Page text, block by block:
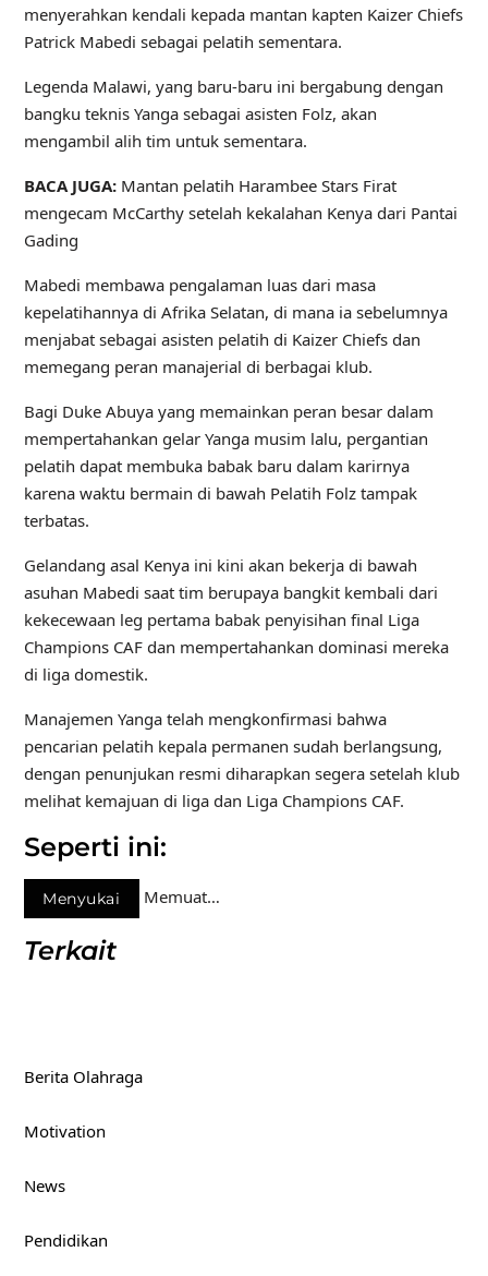
menyerahkan kendali kepada mantan kapten Kaizer Chiefs
Patrick Mabedi sebagai pelatih sementara.
Legenda Malawi, yang baru-baru ini bergabung dengan
bangku teknis Yanga sebagai asisten Folz, akan
mengambil alih tim untuk sementara.
BACA JUGA:Mantan pelatih Harambee Stars Firat
mengecam McCarthy setelah kekalahan Kenya dari Pantai
Gading
Mabedi membawa pengalaman luas dari masa
kepelatihannya di Afrika Selatan, di mana ia sebelumnya
menjabat sebagai asisten pelatih di Kaizer Chiefs dan
memegang peran manajerial di berbagai klub.
Bagi Duke Abuya yang memainkan peran besar dalam
mempertahankan gelar Yanga musim lalu, pergantian
pelatih dapat membuka babak baru dalam karirnya
karena waktu bermain di bawah Pelatih Folz tampak
terbatas.
Gelandang asal Kenya ini kini akan bekerja di bawah
asuhan Mabedi saat tim berupaya bangkit kembali dari
kekecewaan leg pertama babak penyisihan final Liga
Champions CAF dan mempertahankan dominasi mereka
di liga domestik.
Manajemen Yanga telah mengkonfirmasi bahwa
pencarian pelatih kepala permanen sudah berlangsung,
dengan penunjukan resmi diharapkan segera setelah klub
melihat kemajuan di liga dan Liga Champions CAF.
Seperti ini:
Menyukai Memuat…
Terkait
Berita Olahraga
Motivation
News
Pendidikan